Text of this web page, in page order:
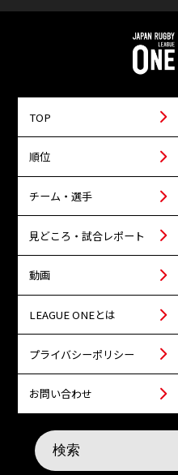
TOP
順位
チーム・選手
見どころ・試合レポート
動画
LEAGUE ONEとは
プライバシーポリシー
お問い合わせ